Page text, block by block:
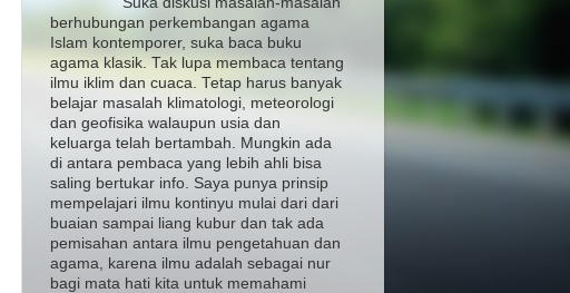
berhubungan perkembangan agama
Islam kontemporer, suka baca buku
agama klasik. Tak lupa membaca tentang
ilmu iklim dan cuaca. Tetap harus banyak
belajar masalah klimatologi, meteorologi
dan geofisika walaupun usia dan
keluarga telah bertambah. Mungkin ada
di antara pembaca yang lebih ahli bisa
saling bertukar info. Saya punya prinsip
mempelajari ilmu kontinyu mulai dari dari
buaian sampai liang kubur dan tak ada
pemisahan antara ilmu pengetahuan dan
agama, karena ilmu adalah sebagai nur
bagi mata hati kita untuk memahami